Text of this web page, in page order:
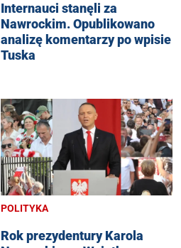
Internauci stanęli za
Nawrockim. Opublikowano
analizę komentarzy po wpisie
Tuska
POLITYKA
Rok prezydentury Karola